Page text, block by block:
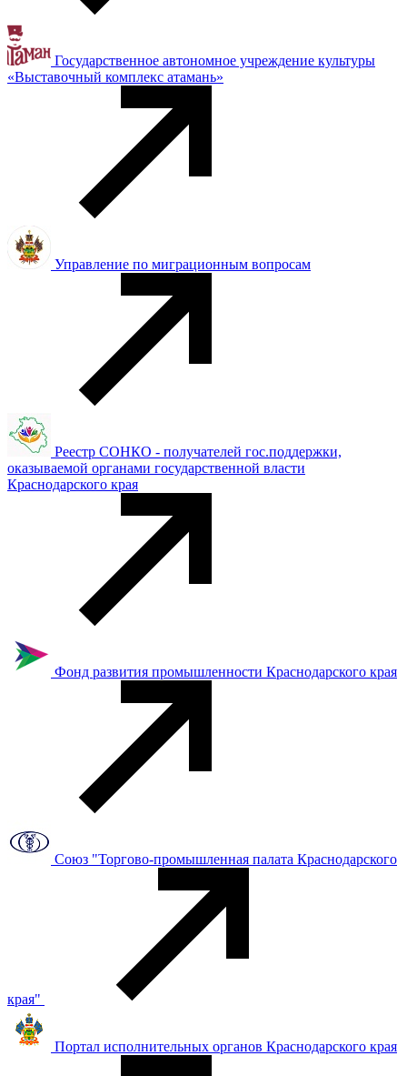
Государственное автономное учреждение культуры
«Выставочный комплекс атамань»
Управление по миграционным вопросам
Реестр СОНКО - получателей гос.поддержки,
оказываемой органами государственной власти
Краснодарского края
Фонд развития промышленности Краснодарского края
Союз "Торгово-промышленная палата Краснодарского
края"
Портал исполнительных органов Краснодарского края